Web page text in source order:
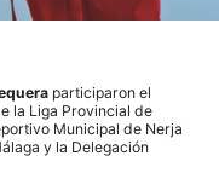
participaron el
la Liga Provincial de
Municipal de Nerja
y la Delegación